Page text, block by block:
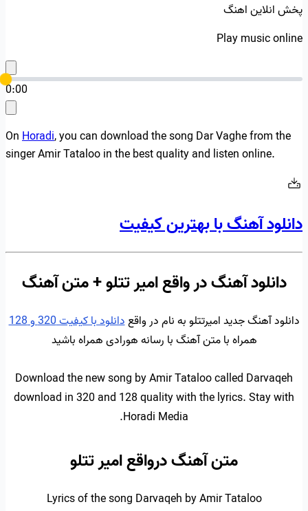
پخش انلاین اهنگ
Play music online
0:00
OnHoradi, you can download the song Dar Vaghe from the
singer Amir Tataloo in the best quality and listen online.
دانلود آهنگ با بهترین کیفیت
دانلود آهنگ در واقع امیر تتلو + متن آهنگ
دانلود آهنگ جدید امیرتتلو به نام در واقعدانلود با کیفیت 320 و 128
همراه با متن آهنگ با رسانه هورادی همراه باشید
Download the new song by Amir Tataloo called Darvaqeh
download in 320 and 128 quality with the lyrics. Stay with
Horadi Media.
متن آهنگ درواقع امیر تتلو
Lyrics of the song Darvaqeh by Amir Tataloo